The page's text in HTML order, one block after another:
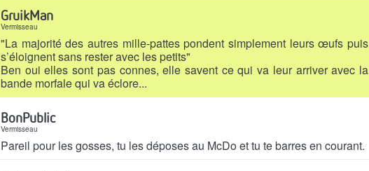
GruikMan
Vermisseau
"La majorité des autres mille-pattes pondent simplement leurs œufs puis
s’éloignent sans rester avec les petits"
Ben oui elles sont pas connes, elle savent ce qui va leur arriver avec la
bande morfale qui va éclore...
BonPublic
Vermisseau
Pareil pour les gosses, tu les déposes au McDo et tu te barres en courant.